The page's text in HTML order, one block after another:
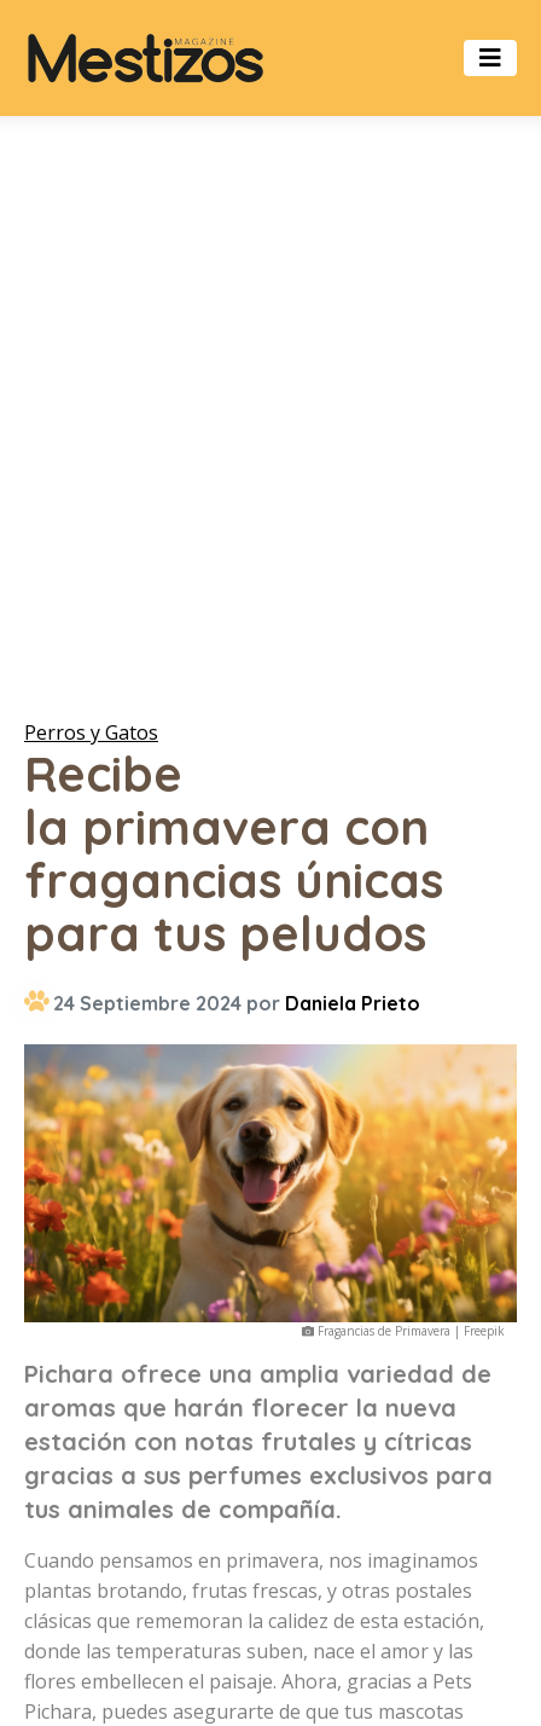
Perros y Gatos
Recibe
la primavera con
fragancias únicas
para tus peludos
24 Septiembre 2024 por Daniela Prieto
Fragancias de Primavera | Freepik
Pichara ofrece una amplia variedad de
aromas que harán florecer la nueva
estación con notas frutales y cítricas
gracias a sus perfumes exclusivos para
tus animales de compañía.
Cuando pensamos en primavera, nos imaginamos
plantas brotando, frutas frescas, y otras postales
clásicas que rememoran la calidez de esta estación,
donde las temperaturas suben, nace el amor y las
flores embellecen el paisaje. Ahora, gracias a Pets
Pichara, puedes asegurarte de que tus mascotas